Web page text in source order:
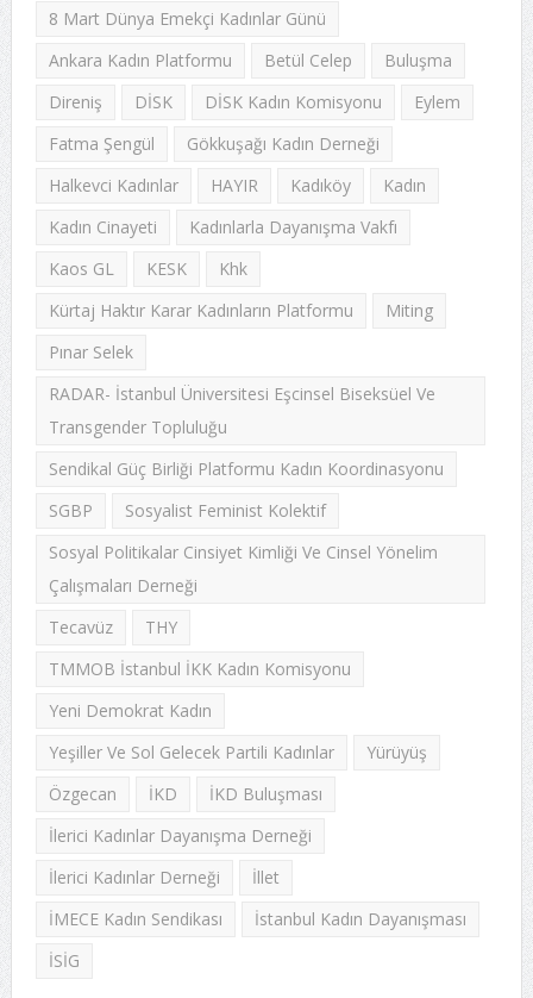
8 Mart Dünya Emekçi Kadınlar Günü
Ankara Kadın Platformu
Betül Celep
Buluşma
Direniş
DİSK DİSK Kadın Komisyonu
Eylem
Fatma Şengül
Gökkuşağı Kadın Derneği
Halkevci Kadınlar
HAYIR Kadıköy
Kadın
Kadın Cinayeti
Kadınlarla Dayanışma Vakfı
Kaos GL
KESK
Khk
Kürtaj Haktır Karar Kadınların Platformu
Miting
Pınar Selek
RADAR- İstanbul Üniversitesi Eşcinsel Biseksüel Ve
Transgender Topluluğu
Sendikal Güç Birliği Platformu Kadın Koordinasyonu
SGBP
Sosyalist Feminist Kolektif
Sosyal Politikalar Cinsiyet Kimliği Ve Cinsel Yönelim
Çalışmaları Derneği
Tecavüz
THY
TMMOB İstanbul İKK Kadın Komisyonu
Yeni Demokrat Kadın
Yeşiller Ve Sol Gelecek Partili Kadınlar
Yürüyüş
Özgecan
İKD
İKD Buluşması
İlerici Kadınlar Dayanışma Derneği
İlerici Kadınlar Derneği
İllet
İMECE Kadın Sendikası
İstanbul Kadın Dayanışması
İSİG